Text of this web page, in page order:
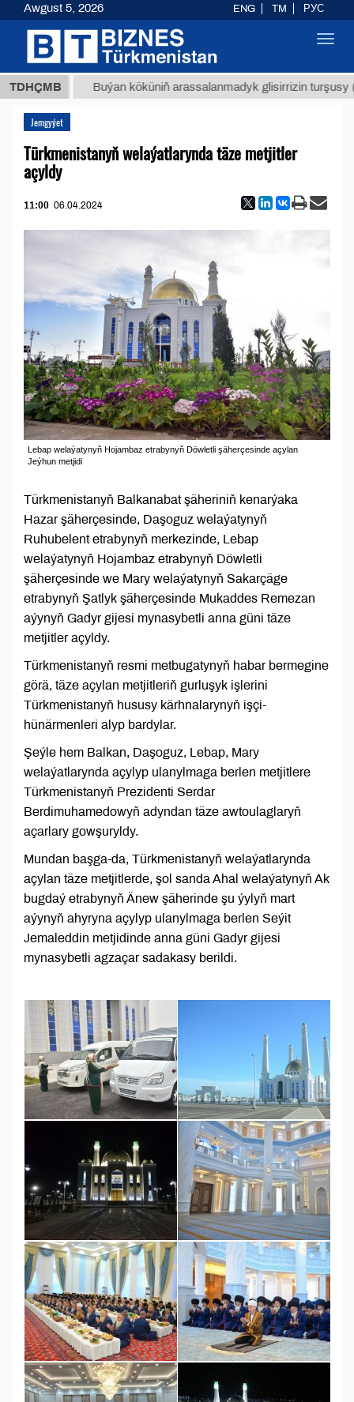
TDHÇMB Buýan köküniň arassalanmadyk glisirrizin turşusy (t.)
Jemgyýet
Türkmenistanyň welaýatlarynda täze metjitler
açyldy
11:00 06.04.2024
Lebap welaýatynyň Hojambaz etrabynyň Döwletli şäherçesinde açylan
Jeýhun metjidi
Türkmenistanyň Balkanabat şäheriniň kenarýaka
Hazar şäherçesinde, Daşoguz welaýatynyň
Ruhubelent etrabynyň merkezinde, Lebap
welaýatynyň Hojambaz etrabynyň Döwletli
şäherçesinde we Mary welaýatynyň Sakarçäge
etrabynyň Şatlyk şäherçesinde Mukaddes Remezan
aýynyň Gadyr gijesi mynasybetli anna güni täze
metjitler açyldy.
Türkmenistanyň resmi metbugatynyň habar bermegine
görä, täze açylan metjitleriň gurluşyk işlerini
Türkmenistanyň hususy kärhnalarynyň işçi-
hünärmenleri alyp bardylar.
Şeýle hem Balkan, Daşoguz, Lebap, Mary
welaýatlarynda açylyp ulanylmaga berlen metjitlere
Türkmenistanyň Prezidenti Serdar
Berdimuhamedowyň adyndan täze awtoulaglaryň
açarlary gowşuryldy.
Mundan başga-da, Türkmenistanyň welaýatlarynda
açylan täze metjitlerde, şol sanda Ahal welaýatynyň Ak
bugdaý etrabynyň Änew şäherinde şu ýylyň mart
aýynyň ahyryna açylyp ulanylmaga berlen Seýit
Jemaleddin metjidinde anna güni Gadyr gijesi
mynasybetli agzaçar sadakasy berildi.
Awgust 5, 2026 ENG TM РУС